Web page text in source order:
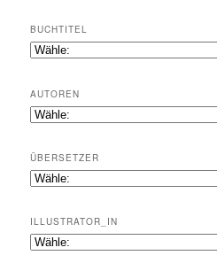
BUCHTITEL
AUTOREN
ÜBERSETZER
ILLUSTRATOR_IN